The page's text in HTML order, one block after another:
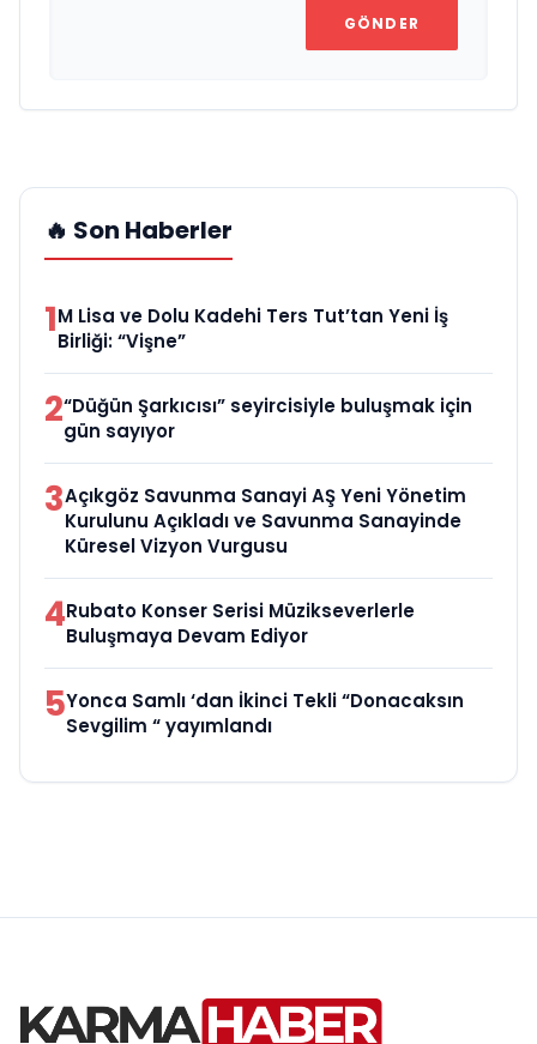
GÖNDER
🔥 Son Haberler
1M Lisa ve Dolu Kadehi Ters Tut’tan Yeni İş
Birliği: “Vişne”
2“Düğün Şarkıcısı” seyircisiyle buluşmak için
gün sayıyor
3Açıkgöz Savunma Sanayi AŞ Yeni Yönetim
Kurulunu Açıkladı ve Savunma Sanayinde
Küresel Vizyon Vurgusu
4Rubato Konser Serisi Müzikseverlerle
Buluşmaya Devam Ediyor
5Yonca Samlı ‘dan İkinci Tekli “Donacaksın
Sevgilim “ yayımlandı